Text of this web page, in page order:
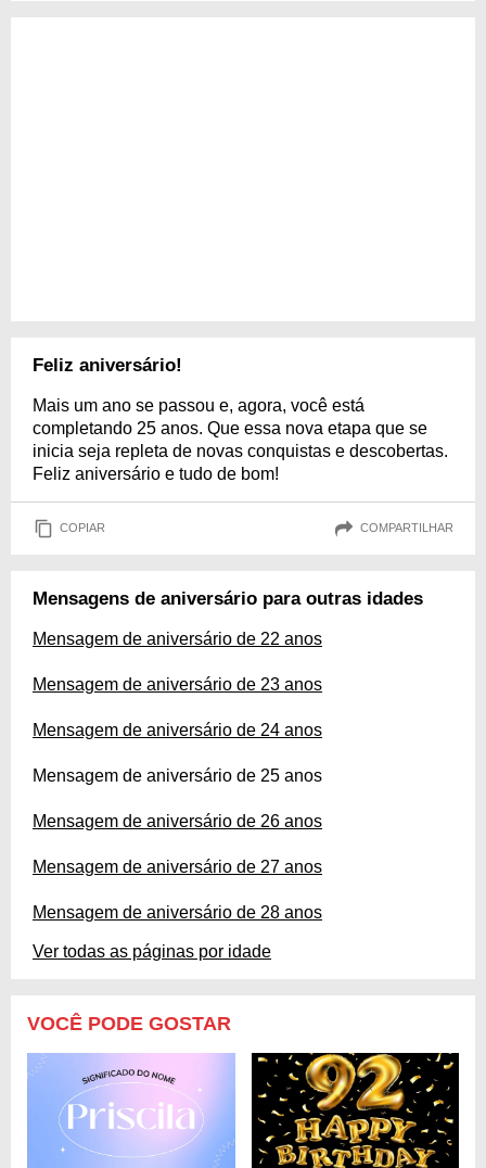
Feliz aniversário!
Mais um ano se passou e, agora, você está
completando 25 anos. Que essa nova etapa que se
inicia seja repleta de novas conquistas e descobertas.
Feliz aniversário e tudo de bom!
COPIAR COMPARTILHAR
Mensagens de aniversário para outras idades
Mensagem de aniversário de 22 anos
Mensagem de aniversário de 23 anos
Mensagem de aniversário de 24 anos
Mensagem de aniversário de 25 anos
Mensagem de aniversário de 26 anos
Mensagem de aniversário de 27 anos
Mensagem de aniversário de 28 anos
Ver todas as páginas por idade
VOCÊ PODE GOSTAR